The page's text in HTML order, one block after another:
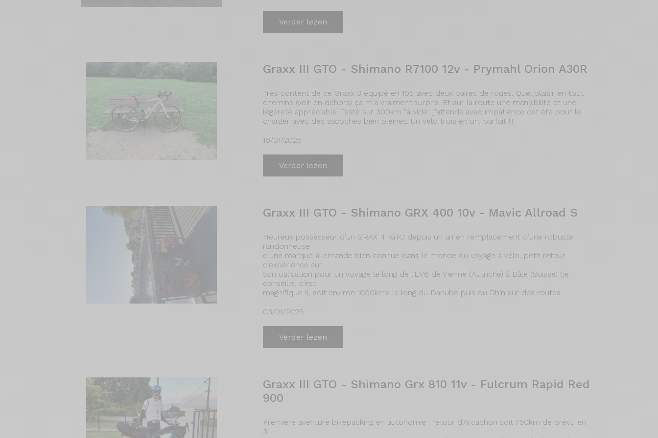
Verder lezen
Graxx III GTO - Shimano R7100 12v - Prymahl Orion A30R
Très content de ce Graxx 3 équipé en 105 avec deux paires de roues. Quel plaisir en tout
chemins (voir en dehors) ça m'a vraiment surpris. Et sur la route une maniabilité et une
légèreté appréciable. Testé sur 300km "à vide", j'attends avec impatience cet été pour le
charger avec des sacoches bien pleines. Un vélo trois en un, parfait !!!
16/01/2025
Verder lezen
Graxx III GTO - Shimano GRX 400 10v - Mavic Allroad S
Heureux possesseur d’un GRAX III GTO depuis un an en remplacement d’une robuste
randonneuse
d’une marque allemande bien connue dans le monde du voyage à vélo, petit retour
d’expérience sur
son utilisation pour un voyage le long de l’EV6 de Vienne (Autriche) à Bâle (Suisse) (je
conseille, c’est
magnifique !), soit environ 1000kms le long du Danube puis du Rhin sur des routes
03/01/2025
Verder lezen
Graxx III GTO - Shimano Grx 810 11v - Fulcrum Rapid Red
900
Première aventure bikepacking en autonomie : retour d'Arcachon soit 750km de prévu en
3.